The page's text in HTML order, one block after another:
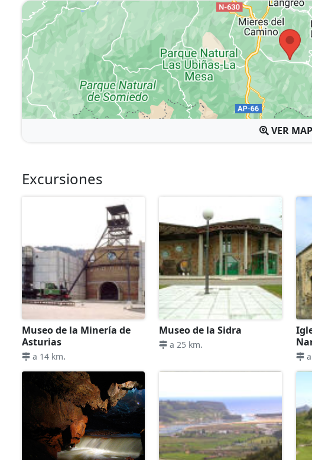
VER
Excursiones
Museo de la Minería de
Asturias
a 14 km.
Museo de la Sidra
a 25 km.